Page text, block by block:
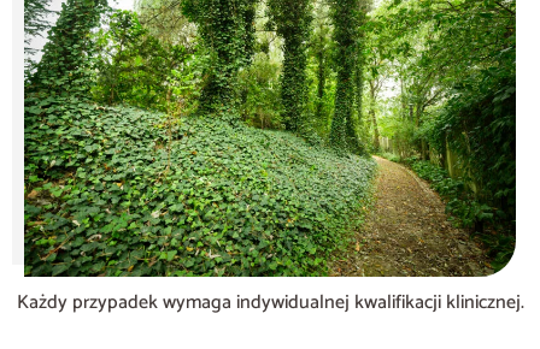
Każdy przypadek wymaga indywidualnej kwalifikacji klinicznej.